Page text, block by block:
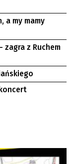
a my mamy
zagra z Ruchem